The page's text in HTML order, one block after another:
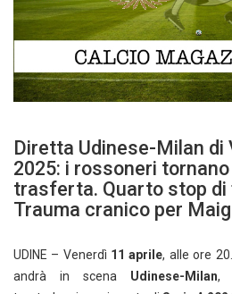
Diretta Udinese-Milan di
2025: i rossoneri
trasferta. Quarto stop di
Trauma cranico per
UDINE – Venerdì 11 aprile, alle ore
andrà in scena Udinese-Milan,